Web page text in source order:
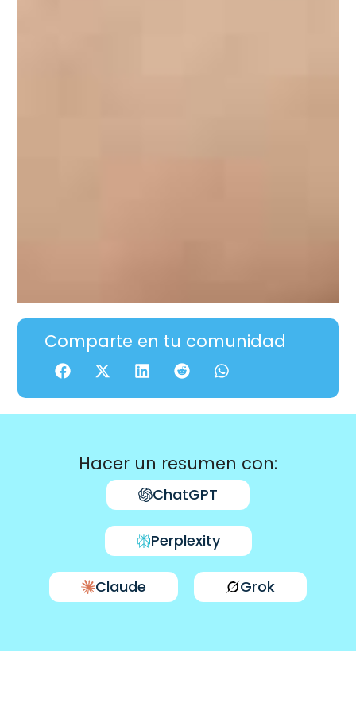
Comparte en tu comunidad
Hacer un resumen con:
ChatGPT
Perplexity
Claude Grok